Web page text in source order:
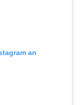
an